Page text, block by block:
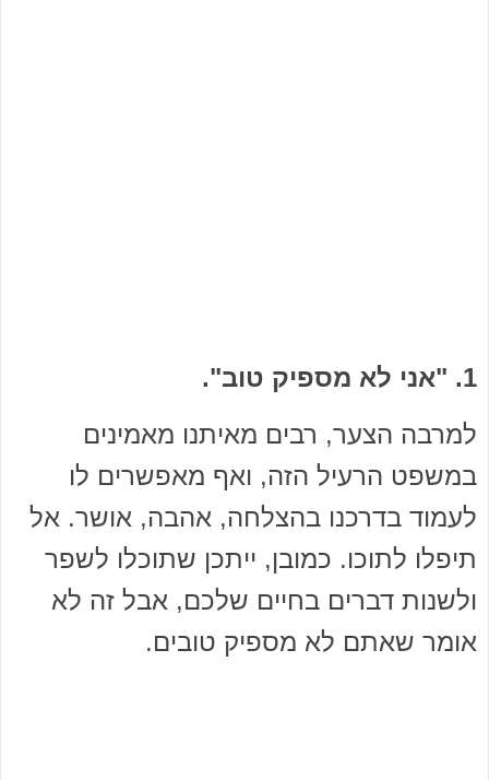
1. "אני לא מספיק טוב".
למרבה הצער, רבים מאיתנו מאמינים
במשפט הרעיל הזה, ואף מאפשרים לו
לעמוד בדרכנו בהצלחה, אהבה, אושר. אל
תיפלו לתוכו. כמובן, ייתכן שתוכלו לשפר
ולשנות דברים בחיים שלכם, אבל זה לא
אומר שאתם לא מספיק טובים.